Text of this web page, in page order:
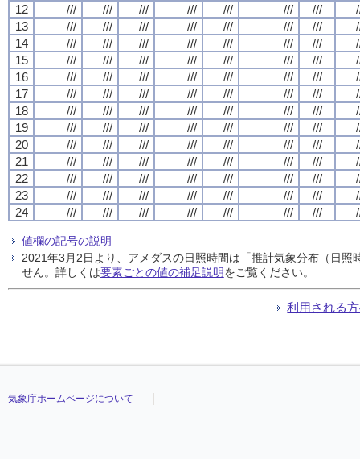
12
/// /// /// /// /// /// ///
13
/// /// /// /// /// /// ///
14
/// /// /// /// /// /// ///
15
/// /// /// /// /// /// ///
16
/// /// /// /// /// /// ///
17
/// /// /// /// /// /// ///
18
/// /// /// /// /// /// ///
19
/// /// /// /// /// /// ///
20
/// /// /// /// /// /// ///
21
/// /// /// /// /// /// ///
22
/// /// /// /// /// /// ///
23
/// /// /// /// /// /// ///
24
/// /// /// /// /// /// ///
値欄の記号の説明
2021年3月2日より、アメダスの日照時間は「推計気象分布（日
せん。詳しくは要素ごとの値の補足説明をご覧ください。
利用される
気象庁ホームページについて